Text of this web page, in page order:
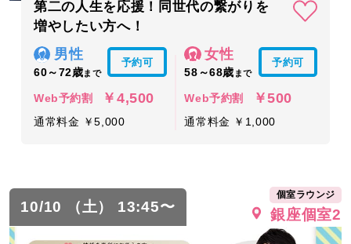
第二の人生を応援！同世代の繋がりを
増やしたい方へ！
男性
60～72歳まで
予約可
Web予約割 ￥4,500
通常料金 ￥5,000
女性
58～68歳 まで
予約可
Web予約割 ￥500
通常料金 ￥1,000
10/10 （土） 13:45〜
個室ラウンジ
銀座個室2